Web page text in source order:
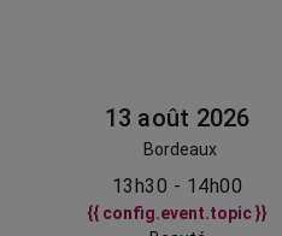
13 août 2026
Bordeaux
13h30 - 14h00
{{ config.event.topic }}